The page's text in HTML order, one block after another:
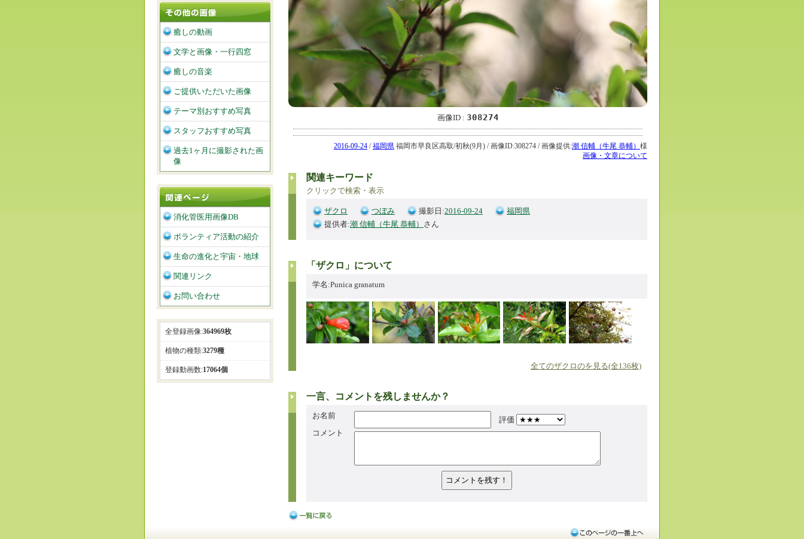
画像ID : 308274
2016-09-24 /福岡県 福岡市早良区高取/初秋(9月) / 画像ID:308274 / 画像提供:潮 信輔（牛尾 恭輔） 様
画像・文章について
関連キーワード
クリックで検索・表示
ザクロ つぼみ 撮影日:2016-09-24
福岡県
提供者:潮 信輔（牛尾 恭輔） さん
「ザクロ」について
学名:Punica granatum
全てのザクロのを見る(全136枚)
一言、コメントを残しませんか？
お名前
評価
コメント
癒しの動画
文学と画像・一行四窓
癒しの音楽
ご提供いただいた画像
テーマ別おすすめ写真
スタッフおすすめ写真
過去1ヶ月に撮影された画
像
消化管医用画像DB
ボランティア活動の紹介
生命の進化と宇宙・地球
関連リンク
お問い合わせ
全登録画像:364969枚
植物の種類:3279種
登録動画数:17064個